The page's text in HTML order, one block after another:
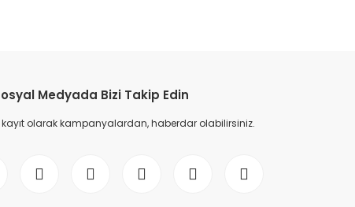
Medyada Bizi Takip Edin
kayıt olarak kampanyalardan, haberdar olabilirsiniz.